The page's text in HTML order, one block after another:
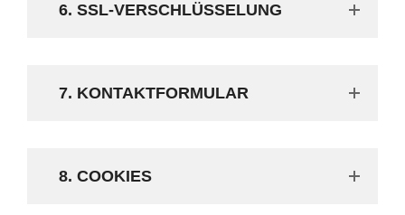
6. SSL-VERSCHLÜSSELUNG
7. KONTAKTFORMULAR
8. COOKIES